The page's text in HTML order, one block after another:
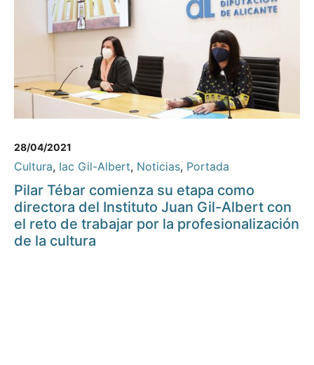
28/04/2021
Cultura, Iac Gil-Albert, Noticias, Portada
Pilar Tébar comienza su etapa como
directora del Instituto Juan Gil-Albert con
el reto de trabajar por la profesionalización
de la cultura